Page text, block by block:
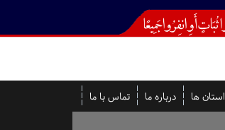
استان ها درباره ما تماس با ما